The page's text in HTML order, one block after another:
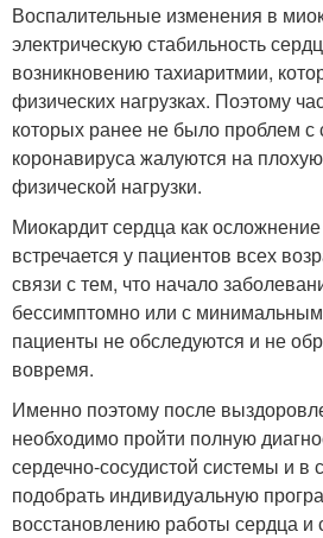
Воспалительные изменения в
электрическую стабильность
возникновению тахиаритмии,
физических нагрузках. Поэтому
которых ранее не было проблем с
коронавируса жалуются на
физической нагрузки.
Миокардит сердца как
встречается у пациентов всех
связи с тем, что начало
бессимптомно или с
пациенты не обследуются и не
вовремя.
Именно поэтому после
необходимо пройти полную
сердечно-сосудистой системы и в
подобрать индивидуальную
восстановлению работы сердца и